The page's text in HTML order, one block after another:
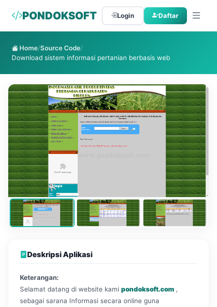
PONDOKSOFT Login Daftar
Home/Source Code/
Download sistem informasi pertanian berbasis web
Deskripsi Aplikasi
Keterangan:
Selamat datang di website kami pondoksoft.com ,
sebagai sarana Informasi secara online guna